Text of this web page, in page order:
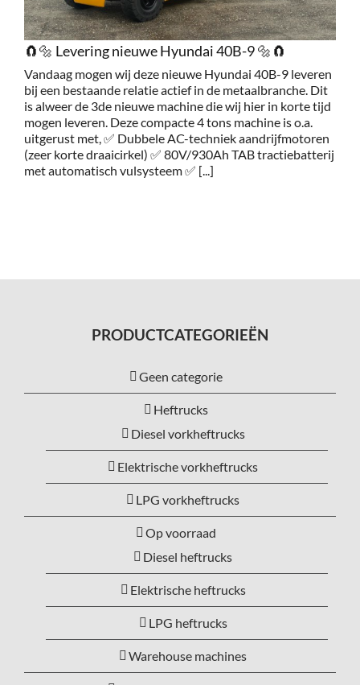
Services
Contact
🧲🔩 Levering nieuwe Hyundai 40B-9 🔩🧲
Vandaag mogen wij deze nieuwe Hyundai 40B-9 leveren
bij een bestaande relatie actief in de metaalbranche. Dit
is alweer de 3de nieuwe machine die wij hier in korte tijd
mogen leveren. Deze compacte 4 tons machine is o.a.
uitgerust met, ✅ Dubbele AC-techniek aandrijfmotoren
(zeer korte draaicirkel) ✅ 80V/930Ah TAB tractiebatterij
met automatisch vulsysteem ✅ [...]
PRODUCTCATEGORIEËN
Geen categorie
Heftrucks
Diesel vorkheftrucks
Elektrische vorkheftrucks
LPG vorkheftrucks
Op voorraad
Diesel heftrucks
Elektrische heftrucks
LPG heftrucks
Warehouse machines